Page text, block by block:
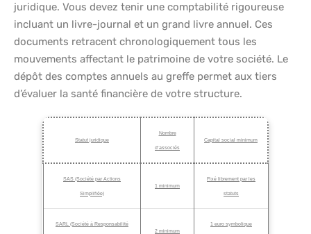
juridique. Vous devez tenir une comptabilité rigoureuse
incluant un livre-journal et un grand livre annuel. Ces
documents retracent chronologiquement tous les
mouvements affectant le patrimoine de votre société. Le
dépôt des comptes annuels au greffe permet aux tiers
d’évaluer la santé financière de votre structure.
Statut juridique
Nombre
d’associés
Capital social minimum
SAS (Société par Actions
Simplifiée)
1 minimum
Fixé librement par les
statuts
SARL (Société à Responsabilité
2 minimum
1 euro symbolique